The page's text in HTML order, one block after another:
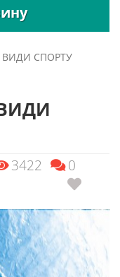
ВИДИ СПОРТУ
3422 0